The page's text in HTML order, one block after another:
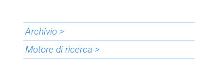
Archivio >
Motore di ricerca >